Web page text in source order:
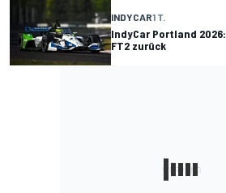
INDYCAR1 T.
IndyCar Portland
FT2 zurück